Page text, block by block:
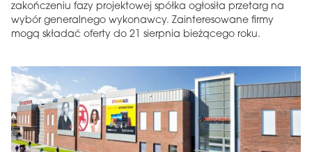
zakończeniu fazy projektowej spółka ogłosiła przetarg na
wybór generalnego wykonawcy. Zainteresowane firmy
mogą składać oferty do 21 sierpnia bieżącego roku.